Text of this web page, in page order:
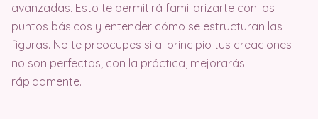
avanzadas. Esto te permitirá familiarizarte con los
puntos básicos y entender cómo se estructuran las
figuras. No te preocupes si al principio tus creaciones
no son perfectas; con la práctica, mejorarás
rápidamente.